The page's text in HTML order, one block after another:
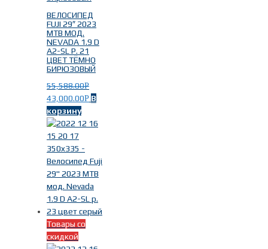
ВЕЛОСИПЕД
FUJI 29″ 2023
MTB МОД.
NEVADA 1.9 D
A2-SL Р. 21
ЦВЕТ ТЁМНО
БИРЮЗОВЫЙ
55,588.00Р
43,000.00Р В
корзину
Товары со
скидкой